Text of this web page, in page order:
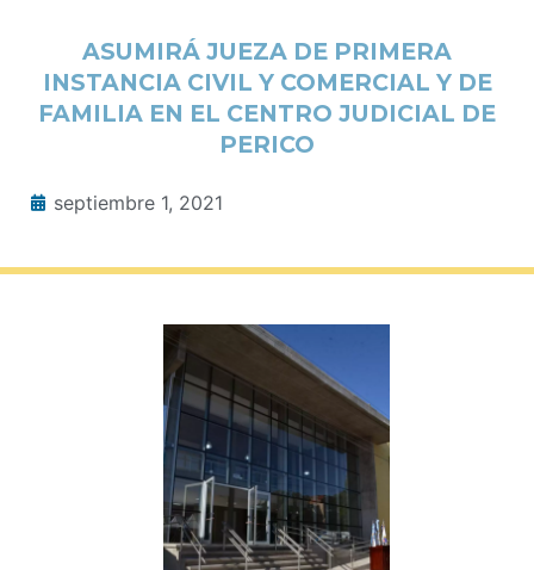
ASUMIRÁ JUEZA DE PRIMERA
INSTANCIA CIVIL Y COMERCIAL Y DE
FAMILIA EN EL CENTRO JUDICIAL DE
PERICO
septiembre 1, 2021